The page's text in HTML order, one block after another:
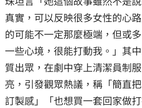
真實，可以反映很多女性的心
的可能不一定那麼極端，但或
一些心境，很能打動我。」其
質出眾，在劇中穿上清潔員制
亮，引發觀眾熱議，稱「簡直
訂製感」「也想買一套回家做